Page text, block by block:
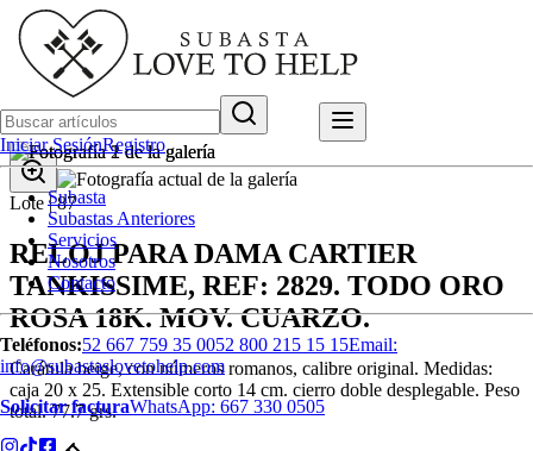
Iniciar SesiónRegistro
Subasta
Subastas Anteriores
Servicios
Nosotros
Contacto
Teléfonos:52 667 759 35 0052 800 215 15 15Email:
info@subastaslovetohelp.com
Solicitar facturaWhatsApp: 667 330 0505
Lote |87
RELOJ PARA DAMA CARTIER
TANKISSIME, REF: 2829. TODO ORO
ROSA 18K. MOV. CUARZO.
Carátula beige, con números romanos, calibre original. Medidas:
caja 20 x 25. Extensible corto 14 cm. cierro doble desplegable. Peso
total. 77.7 grs.